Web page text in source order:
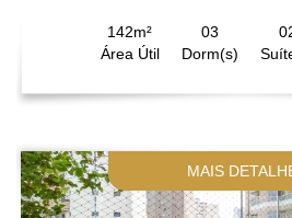
142m²
Área Útil
03
Dorm(s)
MAIS